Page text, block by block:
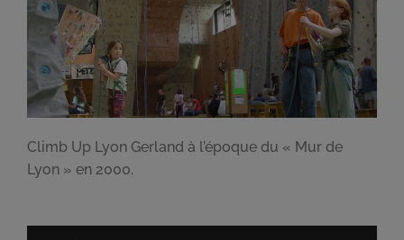
Climb Up Lyon Gerland à l’époque du « Mur de
Lyon » en 2000.